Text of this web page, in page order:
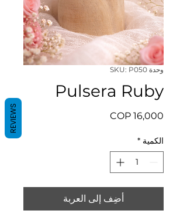
وحدة SKU: P050
Pulsera Ruby
السعر
الكمية *
أضِف إلى العربة
REVIEWS